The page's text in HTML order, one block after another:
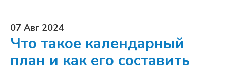
07 Авг 2024
Что такое календарный
план и как его составить